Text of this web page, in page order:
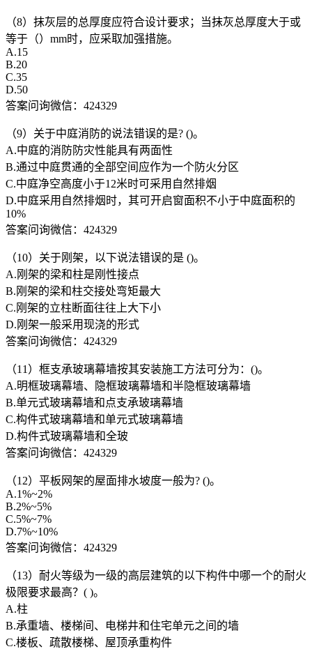
（8）抹灰层的总厚度应符合设计要求；当抹灰总厚度大于或
等于（）mm时，应采取加强措施。
A.15
B.20
C.35
D.50
答案问询微信：424329
（9）关于中庭消防的说法错误的是? ()。
A.中庭的消防防灾性能具有两面性
B.通过中庭贯通的全部空间应作为一个防火分区
C.中庭净空高度小于12米时可采用自然排烟
D.中庭采用自然排烟时，其可开启窗面积不小于中庭面积的
10%
答案问询微信：424329
（10）关于刚架，以下说法错误的是 ()。
A.刚架的梁和柱是刚性接点
B.刚架的梁和柱交接处弯矩最大
C.刚架的立柱断面往往上大下小
D.刚架一般采用现浇的形式
答案问询微信：424329
（11）框支承玻璃幕墙按其安装施工方法可分为：()。
A.明框玻璃幕墙、隐框玻璃幕墙和半隐框玻璃幕墙
B.单元式玻璃幕墙和点支承玻璃幕墙
C.构件式玻璃幕墙和单元式玻璃幕墙
D.构件式玻璃幕墙和全玻
答案问询微信：424329
（12）平板网架的屋面排水坡度一般为? ()。
A.1%~2%
B.2%~5%
C.5%~7%
D.7%~10%
答案问询微信：424329
（13）耐火等级为一级的高层建筑的以下构件中哪一个的耐火
极限要求最高？( )。
A.柱
B.承重墙、楼梯间、电梯井和住宅单元之间的墙
C.楼板、疏散楼梯、屋顶承重构件